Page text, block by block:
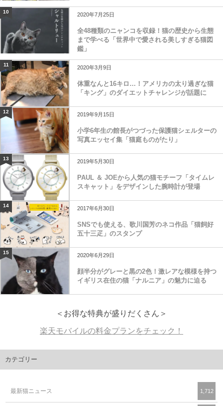
10 2020年7月25日
全48種類のニャンコを収録！猫の歴史から生態
まで学べる「世界中で愛される美しすぎる猫図
鑑」
11 2020年3月9日
体重なんと16キロ…！アメリカの太り過ぎな猫
「キング」のダイエットチャレンジが話題に
12 2019年9月15日
小学6年生の館長がつづった保護猫シェルターの
写真エッセイ集「猫庭ものがたり」
13 2019年5月30日
PAUL ＆ JOEから人気の猫モチーフ「タイムレ
スキャット」をデザインした腕時計が登場
14 2017年6月30日
SNSでも使える、歌川国芳のネコ作品「猫飼好
五十三疋」のスタンプ
15 2020年6月29日
顔半分がグレーと黒の2色！激レアな模様を持つ
イギリス在住の猫「ナルニア」の魅力に迫る
＜お得な特典が盛りだくさん＞
楽天モバイルの料金プランをチェック！
カテゴリー
最新猫ニュース 1,712